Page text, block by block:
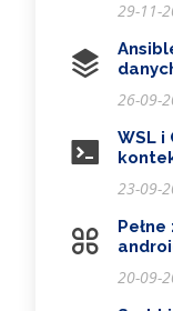
29-11-
26-09-
WSL i
23-09-
20-09-